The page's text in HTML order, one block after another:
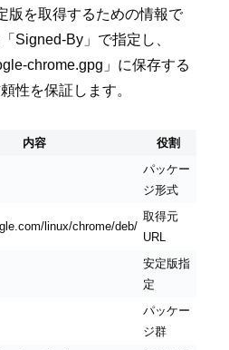
版を取得するための情報で
Signed-By」で指定し、
chrome.gpg」に保存する
性を保証します。
内容 役割
パッケー
ジ形式
linux/chrome/deb/
取得元
URL
安定版指
定
パッケー
ジ群